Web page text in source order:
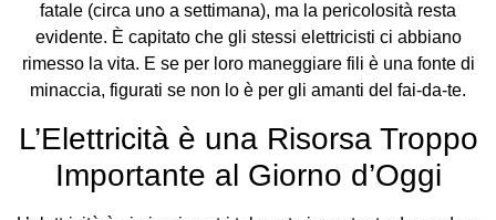
fatale (circa uno a settimana), ma la pericolosità resta
evidente. È capitato che gli stessi elettricisti ci abbiano
rimesso la vita. E se per loro maneggiare fili è una fonte di
minaccia, figurati se non lo è per gli amanti del fai-da-te.
L’Elettricità è una Risorsa Troppo
Importante al Giorno d’Oggi